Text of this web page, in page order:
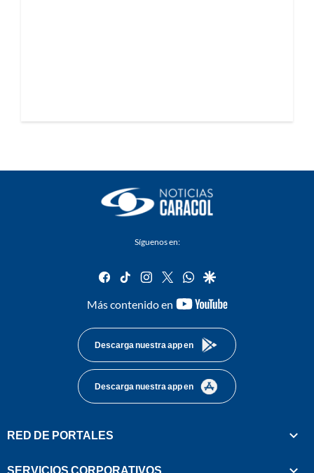
Síguenos en:
facebook
tiktok instagram
twitterwhatsapp
google
Más contenido en
youtube-
Descarga nuestra app en
Descarga nuestra app en
RED DE PORTALES
SERVICIOS CORPORATIVOS